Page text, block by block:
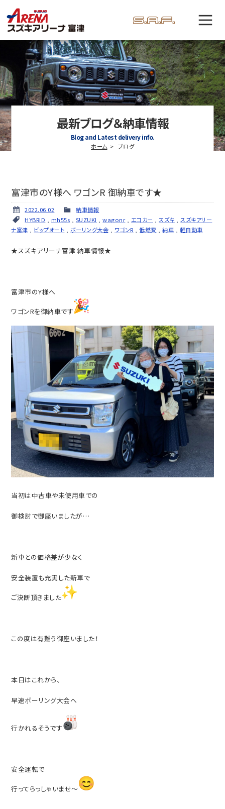
最新ブログ＆納車情報
Blog and Latest delivery info.
ホーム ブログ
富津市のY様へ ワゴンR 御納車です★
2022.06.02
納車情報
HYBRID
mh55s SUZUKI ,wagonr, エコカー スズキ
スズキアリー
ナ富津
ビップオート ボーリング大会 ワゴンR ,低燃費 ,納車 軽自動車
★スズキアリーナ富津 納車情報★
富津市のY様へ
ワゴンRを御納車です
当初は中古車や未使用車での
御検討で御座いましたが…
新車との価格差が少なく
安全装置も充実した新車で
ご決断頂きました
この度は有難う御座いました！
本日はこれから、
早速ボーリング大会へ
行かれるそうです
安全運転で
行ってらっしゃいませ〜